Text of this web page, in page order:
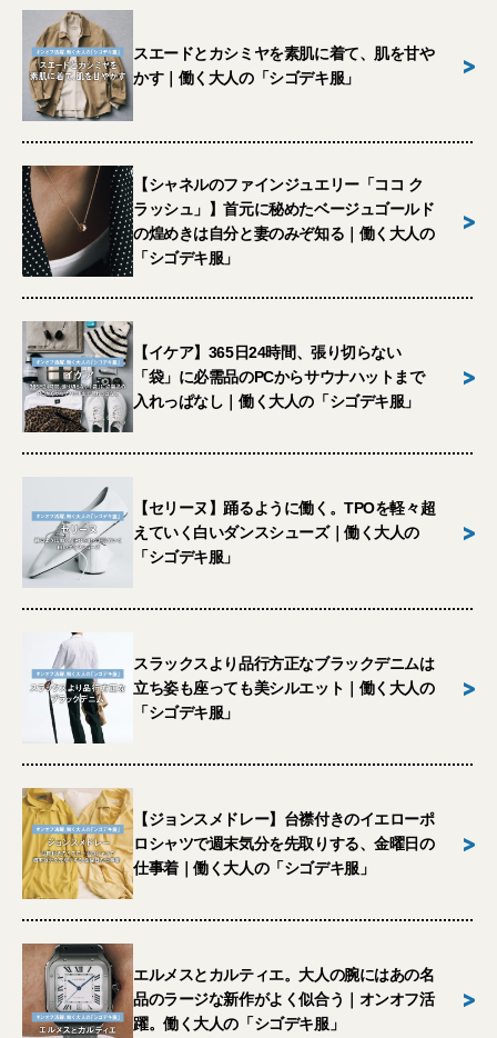
スエードとカシミヤを素肌に着て、肌を甘や
かす｜働く大人の「シゴデキ服」
>
【シャネルのファインジュエリー「ココ ク
ラッシュ」】首元に秘めたベージュゴールド
の煌めきは自分と妻のみぞ知る｜働く大人の
「シゴデキ服」
>
【イケア】365日24時間、張り切らない
「袋」に必需品のPCからサウナハットまで
入れっぱなし｜働く大人の「シゴデキ服」
>
【セリーヌ】踊るように働く。TPOを軽々超
えていく白いダンスシューズ｜働く大人の
「シゴデキ服」
>
スラックスより品行方正なブラックデニムは
立ち姿も座っても美シルエット｜働く大人の
「シゴデキ服」
>
【ジョンスメドレー】台襟付きのイエローポ
ロシャツで週末気分を先取りする、金曜日の
仕事着｜働く大人の「シゴデキ服」
>
エルメスとカルティエ。大人の腕にはあの名
品のラージな新作がよく似合う｜オンオフ活
躍。働く大人の「シゴデキ服」
>